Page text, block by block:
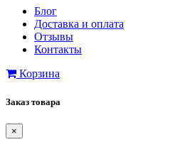
Блог
Доставка и оплата
Отзывы
Контакты
Корзина
Заказ товара
×